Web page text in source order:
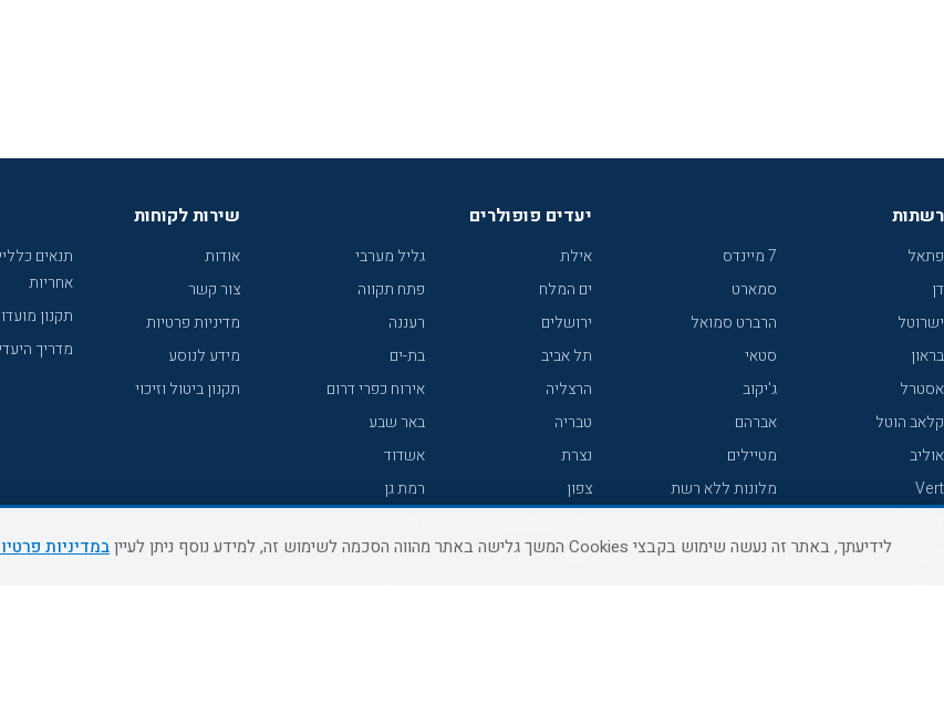
רשתות
פתאל
דן
ישרוטל
בראון
אסטרל
קלאב הוטל
אוליב
Vert
7 מיינדס
סמארט
הרברט סמואל
סטאי
ג'יקוב
אברהם
מטיילים
מלונות ללא רשת
קראון פלאזה
יעדים פופולרים
אילת
ים המלח
ירושלים
תל אביב
הרצליה
טבריה
נצרת
צפון
נתניה
גליל מערבי
פתח תקווה
רעננה
בת-ים
אירוח כפרי דרום
באר שבע
אשדוד
רמת גן
עכו
שירות לקוחות
אודות
צור קשר
מדיניות פרטיות
מידע לנוסע
תקנון ביטול וזיכוי
תנאים
אחריות
תקנון
מדריך
לידיעתך, באתר זה נעשה שימוש בקבצי Cookies המשך גלישה באתר מהווה הסכמה לשימוש זה, למידע נוסף ניתן לעיין במדיניות